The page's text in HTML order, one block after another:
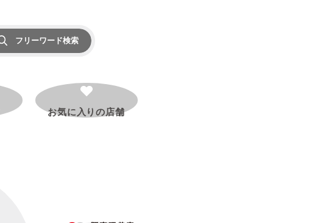
フリーワード検索
お気に入りの店舗